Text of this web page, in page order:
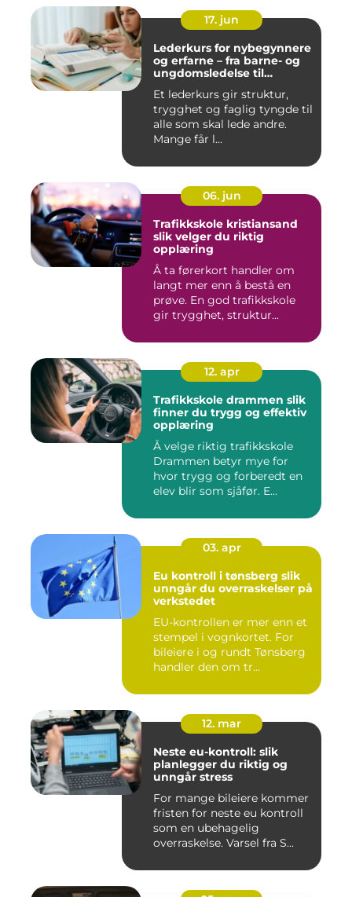
17. jun
Lederkurs for nybegynnere
og erfarne – fra barne- og
ungdomsledelse til
Et lederkurs gir struktur,
trygghet og faglig tyngde til
alle som skal lede andre.
Mange får l...
06. jun
Trafikkskole kristiansand
slik velger du riktig
opplæring
Å ta førerkort handler om
langt mer enn å bestå en
prøve. En god trafikkskole
gir trygghet, struktur...
12. apr
Trafikkskole drammen slik
finner du trygg og effektiv
opplæring
Å velge riktig trafikkskole
Drammen betyr mye for
hvor trygg og forberedt en
elev blir som sjåfør. E...
03. apr
Eu kontroll i tønsberg slik
unngår du overraskelser på
verkstedet
EU-kontrollen er mer enn et
stempel i vognkortet. For
bileiere i og rundt Tønsberg
handler den om tr...
12. mar
Neste eu-kontroll: slik
planlegger du riktig og
unngår stress
For mange bileiere kommer
fristen for neste eu kontroll
som en ubehagelig
overraskelse. Varsel fra S...